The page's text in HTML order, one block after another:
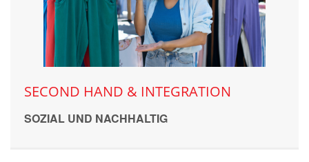
SECOND HAND & INTEGRATION
SOZIAL UND NACHHALTIG